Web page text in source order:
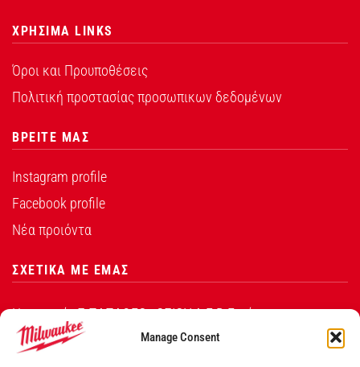
Manage Consent
ΧΡΗΣΙΜΑ LINKS
Όροι και Προυποθέσεις
Πολιτική προστασίας προσωπικων δεδομένων
ΒΡΕΙΤΕ ΜΑΣ
Instagram profile
Facebook profile
Νέα προιόντα
ΣΧΕΤΙΚΑ ΜΕ ΕΜΑΣ
Η εταιρεία Σ.ΠΑΠΑΘΕΟ∆ΟΣΙΟΥ Α.Ε.Β.Ε. είναι ο
εξουσιοδοτημένος αντιπρόσωπος από την Techtronic
Industries Co. Ltd για τα προϊόντα που φέρουν το